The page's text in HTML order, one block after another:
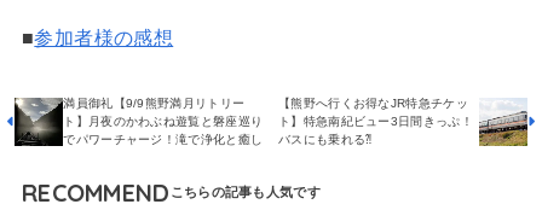
■参加者様の感想
満員御礼【9/9熊野満月リトリー
ト】月夜のかわぶね遊覧と磐座巡り
でパワーチャージ！滝で浄化と癒し
【熊野へ行くお得なJR特急チケッ
ト】特急南紀ビュー3日間きっぷ！
バスにも乗れる⁈
RECOMMEND